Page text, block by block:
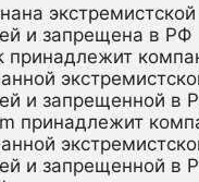
экстремистской
и запрещена в РФ
принадлежит
и запрещенной в
принадлежит
и запрещенной в